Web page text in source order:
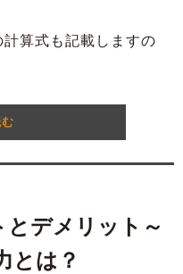
算式も記載しますの
デメリット～
とは？